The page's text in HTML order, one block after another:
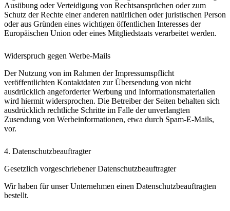
Ausübung oder Verteidigung von Rechtsansprüchen oder zum
Schutz der Rechte einer anderen natürlichen oder juristischen Person
oder aus Gründen eines wichtigen öffentlichen Interesses der
Europäischen Union oder eines Mitgliedstaats verarbeitet werden.
Widerspruch gegen Werbe-Mails
Der Nutzung von im Rahmen der Impressumspflicht
veröffentlichten Kontaktdaten zur Übersendung von nicht
ausdrücklich angeforderter Werbung und Informationsmaterialien
wird hiermit widersprochen. Die Betreiber der Seiten behalten sich
ausdrücklich rechtliche Schritte im Falle der unverlangten
Zusendung von Werbeinformationen, etwa durch Spam-E-Mails,
vor.
4. Datenschutzbeauftragter
Gesetzlich vorgeschriebener Datenschutzbeauftragter
Wir haben für unser Unternehmen einen Datenschutzbeauftragten
bestellt.